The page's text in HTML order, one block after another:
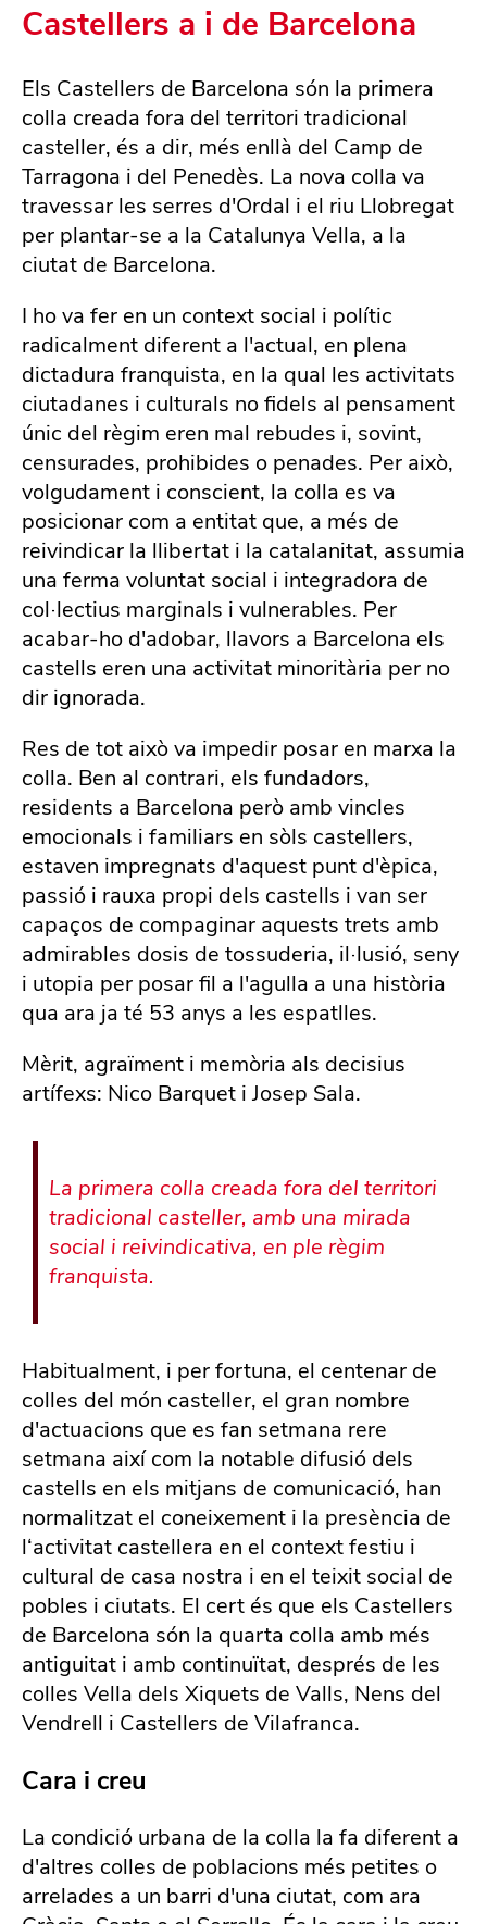
Castellers a i de Barcelona
Els Castellers de Barcelona són la primera
colla creada fora del territori tradicional
casteller, és a dir, més enllà del Camp de
Tarragona i del Penedès. La nova colla va
travessar les serres d'Ordal i el riu Llobregat
per plantar-se a la Catalunya Vella, a la
ciutat de Barcelona.
I ho va fer en un context social i polític
radicalment diferent a l'actual, en plena
dictadura franquista, en la qual les activitats
ciutadanes i culturals no fidels al pensament
únic del règim eren mal rebudes i, sovint,
censurades, prohibides o penades. Per això,
volgudament i conscient, la colla es va
posicionar com a entitat que, a més de
reivindicar la llibertat i la catalanitat, assumia
una ferma voluntat social i integradora de
col·lectius marginals i vulnerables. Per
acabar-ho d'adobar, llavors a Barcelona els
castells eren una activitat minoritària per no
dir ignorada.
Res de tot això va impedir posar en marxa la
colla. Ben al contrari, els fundadors,
residents a Barcelona però amb vincles
emocionals i familiars en sòls castellers,
estaven impregnats d'aquest punt d'èpica,
passió i rauxa propi dels castells i van ser
capaços de compaginar aquests trets amb
admirables dosis de tossuderia, il·lusió, seny
i utopia per posar fil a l'agulla a una història
qua ara ja té 53 anys a les espatlles.
Mèrit, agraïment i memòria als decisius
artífexs: Nico Barquet i Josep Sala.
La primera colla creada fora del territori
tradicional casteller, amb una mirada
social i reivindicativa, en ple règim
franquista.
Habitualment, i per fortuna, el centenar de
colles del món casteller, el gran nombre
d'actuacions que es fan setmana rere
setmana així com la notable difusió dels
castells en els mitjans de comunicació, han
normalitzat el coneixement i la presència de
l‘activitat castellera en el context festiu i
cultural de casa nostra i en el teixit social de
pobles i ciutats. El cert és que els Castellers
de Barcelona són la quarta colla amb més
antiguitat i amb continuïtat, després de les
colles Vella dels Xiquets de Valls, Nens del
Vendrell i Castellers de Vilafranca.
Cara i creu
La condició urbana de la colla la fa diferent a
d'altres colles de poblacions més petites o
arrelades a un barri d'una ciutat, com ara